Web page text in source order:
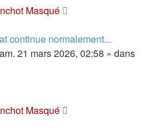
Masqué
continue normalement...
21 mars 2026, 02:58 » dans
Masqué